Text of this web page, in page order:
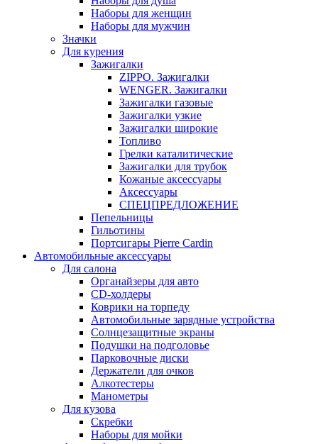
Наборы для женщин
Наборы для мужчин
Значки
Для курения
Зажигалки
ZIPPO. Зажигалки
WENGER. Зажигалки
Зажигалки газовые
Зажигалки узкие
Зажигалки шиpокие
Топливо
Грелки каталитические
Зажигалки для тpубок
Кожаные аксессуары
Аксессуары
СПЕЦПРЕДЛОЖЕНИЕ
Пепельницы
Гильотины
Портсигары Pierre Cardin
Автомобильные аксессуары
Для салона
Органайзеры для авто
CD-холдеры
Коврики на торпеду
Автомобильные зарядные устройства
Солнцезащитные экраны
Подушки на подголовье
Парковочные диски
Держатели для очков
Алкотестеры
Манометры
Для кузова
Скребки
Наборы для мойки